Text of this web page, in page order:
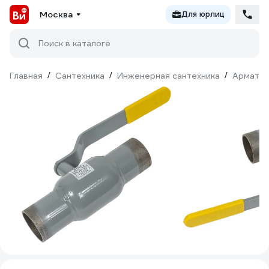
Москва Для юрлиц
Поиск в каталоге
Главная / Сантехника / Инженерная сантехника /